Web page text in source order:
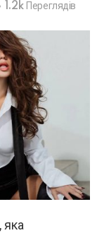
1.2k Переглядів
яка